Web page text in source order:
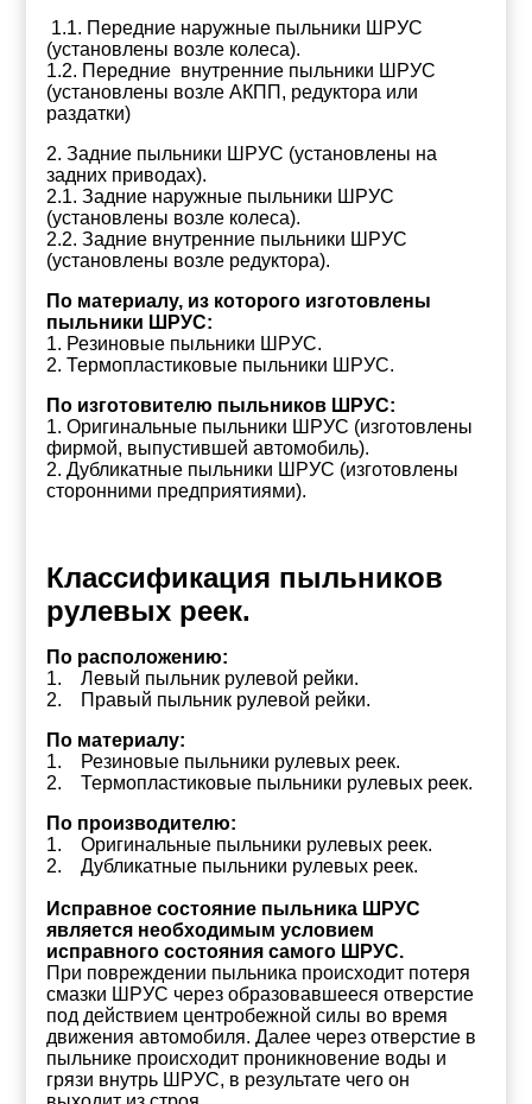
1.1. Передние наружные пыльники ШРУС
(установлены возле колеса).
1.2. Передние внутренние пыльники ШРУС
(установлены возле АКПП, редуктора или
раздатки)
2. Задние пыльники ШРУС (установлены на
задних приводах).
2.1. Задние наружные пыльники ШРУС
(установлены возле колеса).
2.2. Задние внутренние пыльники ШРУС
(установлены возле редуктора).
По материалу, из которого изготовлены
пыльники ШРУС:
1. Резиновые пыльники ШРУС.
2. Термопластиковые пыльники ШРУС.
По изготовителю пыльников ШРУС:
1. Оригинальные пыльники ШРУС (изготовлены
фирмой, выпустившей автомобиль).
2. Дубликатные пыльники ШРУС (изготовлены
сторонними предприятиями).
Классификация пыльников
рулевых реек.
По расположению:
1. Левый пыльник рулевой рейки.
2. Правый пыльник рулевой рейки.
По материалу:
1. Резиновые пыльники рулевых реек.
2. Термопластиковые пыльники рулевых реек.
По производителю:
1. Оригинальные пыльники рулевых реек.
2. Дубликатные пыльники рулевых реек.
Исправное состояние пыльника ШРУС
является необходимым условием
исправного состояния самого ШРУС.
При повреждении пыльника происходит потеря
смазки ШРУС через образовавшееся отверстие
под действием центробежной силы во время
движения автомобиля. Далее через отверстие в
пыльнике происходит проникновение воды и
грязи внутрь ШРУС, в результате чего он